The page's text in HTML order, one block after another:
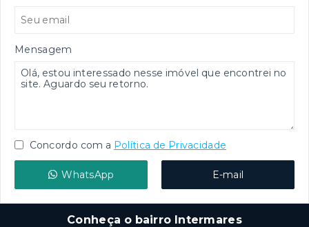
Mensagem
Concordo com a Política de Privacidade
WhatsApp E-mail
Conheça o bairro Intermares